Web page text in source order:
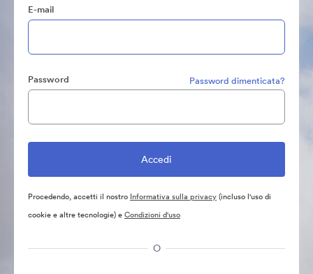
E-mail
Password Password dimenticata?
Procedendo, accetti il nostro Informativa sulla privacy(incluso l'uso di
cookie e altre tecnologie) eCondizioni d'uso
O